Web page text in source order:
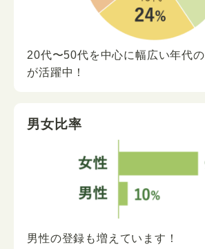
20代〜50代を中心に幅広い年代の
が活躍中！
男女比率
男性の登録も増えています！